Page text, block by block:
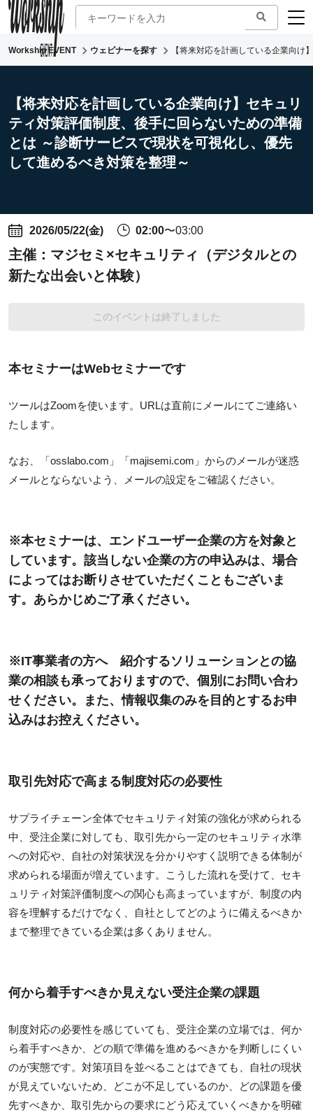
新着ウェビナー
マガジン
コワーキング
Workship EVENT ウェビナーを探す 【将来対応を計画している企業向
【将来対応を計画している企業向け】セキュリ
ティ対策評価制度、後手に回らないための準備
とは ～診断サービスで現状を可視化し、優先
して進めるべき対策を整理～
2026/05/22(金) 02:00〜03:00
主催： マジセミ×セキュリティ（デジタルとの
新たな出会いと体験）
このイベントは終了しました
本セミナーはWebセミナーです
ツールはZoomを使います。URLは直前にメールにてご連絡い
たします。
なお、「osslabo.com」「majisemi.com」からのメールが迷惑
メールとならないよう、メールの設定をご確認ください。
※本セミナーは、エンドユーザー企業の方を対象と
しています。該当しない企業の方の申込みは、場合
によってはお断りさせていただくこともございま
す。あらかじめご了承ください。
※IT事業者の方へ 紹介するソリューションとの協
業の相談も承っておりますので、個別にお問い合わ
せください。また、情報収集のみを目的とするお申
込みはお控えください。
取引先対応で高まる制度対応の必要性
サプライチェーン全体でセキュリティ対策の強化が求められる
中、受注企業に対しても、取引先から一定のセキュリティ水準
への対応や、自社の対策状況を分かりやすく説明できる体制が
求められる場面が増えています。こうした流れを受けて、セキ
ュリティ対策評価制度への関心も高まっていますが、制度の内
容を理解するだけでなく、自社としてどのように備えるべきか
まで整理できている企業は多くありません。
何から着手すべきか見えない受注企業の課題
制度対応の必要性を感じていても、受注企業の立場では、何か
ら着手すべきか、どの順で準備を進めるべきかを判断しにくい
のが実態です。対策項目を並べることはできても、自社の現状
が見えていないため、どこが不足しているのか、どの課題を優
先すべきか、取引先からの要求にどう応えていくべきかを明確